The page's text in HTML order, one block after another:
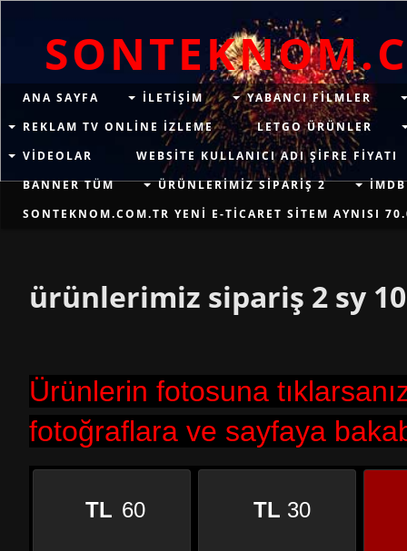
ANA SAYFA ILETIŞIM
YABANCI FILMLER
REKLAM TV ONLINE IZLEME
LETGO ÜRÜNLER
VIDEOLAR
WEBSITE KULLANICI ADI ŞIFRE FIYATI
BANNER TÜM
ÜRÜNLERIMIZ SIPARIŞ 2
SONTEKNOM.COM.TR YENI E-TICARET SITEM AYNISI
ürünlerimiz sipariş 2 sy 10
Ürünlerin fotosuna
fotoğraflara ve sayfaya
TL 60 TL 30